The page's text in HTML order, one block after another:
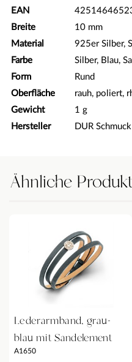
EAN
Breite
10 mm
Material
925er Silber,
Farbe
Silber, Blau,
Form
Rund
Oberfläche
rauh, poliert,
Gewicht
1 g
Hersteller
DUR
Ähnliche
Lederarmband, grau-
blau mit Sandelement
A1650